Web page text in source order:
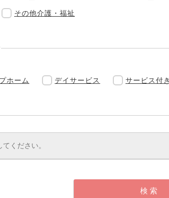
その他介護・福祉
ホーム デイサービス サービス付